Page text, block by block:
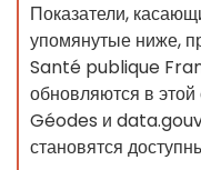
Показатели,
упомянутые ниже,
Santé publique
обновляются в
Géodes и
становятся